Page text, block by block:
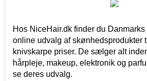
Hos NiceHair.dk finder du
online udvalg af skønhedsprodukter
knivskarpe priser. De sælger alt
hårpleje, makeup, elektronik og
se deres udvalg.